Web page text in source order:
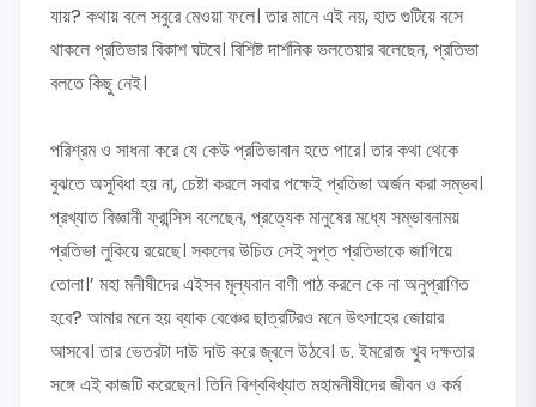
যায়? কথায় বলে সবুরে মেওয়া ফলে। তার মানে এই নয়, হাত গুটিয়ে বসে
থাকলে প্রতিভার বিকাশ ঘটবে। বিশিষ্ট দার্শনিক ভলতেয়ার বলেছেন, প্রতিভা
বলতে কিছু নেই।
পরিশ্রম ও সাধনা করে যে কেউ প্রতিভাবান হতে পারে। তার কথা থেকে
বুঝতে অসুবিধা হয় না, চেষ্টা করলে সবার পক্ষেই প্রতিভা অর্জন করা সম্ভব।
প্রখ্যাত বিজ্ঞানী ফ্রান্সিস বলেছেন, প্রত্যেক মানুষের মধ্যে সম্ভাবনাময়
প্রতিভা লুকিয়ে রয়েছে। সকলের উচিত সেই সুপ্ত প্রতিভাকে জাগিয়ে
তোলা।’ মহা মনীষীদের এইসব মূল্যবান বাণী পাঠ করলে কে না অনুপ্রাণিত
হবে? আমার মনে হয় ব্যাক বেঞ্চের ছাত্রটিরও মনে উৎসাহের জোয়ার
আসবে। তার ভেতরটা দাউ দাউ করে জ্বলে উঠবে। ড. ইমরোজ খুব দক্ষতার
সঙ্গে এই কাজটি করেছেন। তিনি বিশ্ববিখ্যাত মহামনীষীদের জীবন ও কর্ম